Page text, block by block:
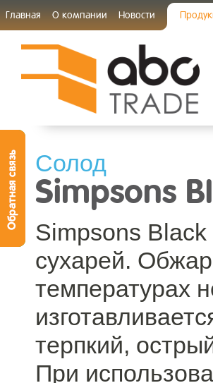
Главная О компании Новости
Солод
Simpsons
Simpsons
сухарей.
температурах
терпкий,
При